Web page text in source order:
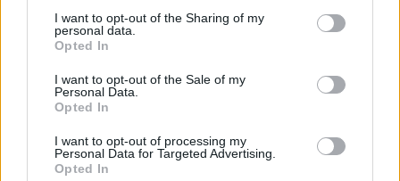
I want to opt-out of the Sharing of my
personal data.
Opted In
I want to opt-out of the Sale of my
Personal Data.
Opted In
I want to opt-out of processing my
Personal Data for Targeted Advertising.
Opted In
Infortunato 0 - 0%